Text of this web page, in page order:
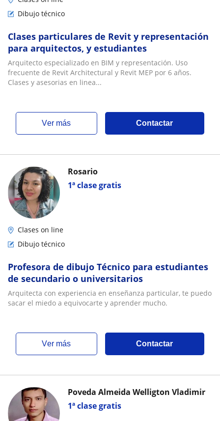
Dibujo técnico
Clases particulares de Revit y representación
para arquitectos, y estudiantes
Arquitecto especializado en BIM y representación. Uso
frecuente de Revit Architectural y Revit MEP por 6 años.
Clases y asesorias en linea...
ver más Contactar
1ª clase gratis
Rosario
Clases on line
Dibujo técnico
Profesora de dibujo Técnico para estudiantes
de secundario o universitarios
Arquitecta con experiencia en enseñanza particular, te puedo
sacar el miedo a equivocarte y aprender mucho.
ver más Contactar
1ª clase gratis
Poveda Almeida Welligton Vladimir